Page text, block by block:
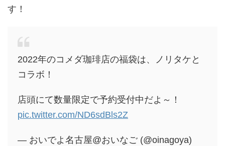
す！
2022年のコメダ珈琲店の福袋は、ノリタケと
コラボ！
店頭にて数量限定で予約受付中だよ～！
pic.twitter.com/ND6sdBls2Z
— おいでよ名古屋@おいなご (@oinagoya)